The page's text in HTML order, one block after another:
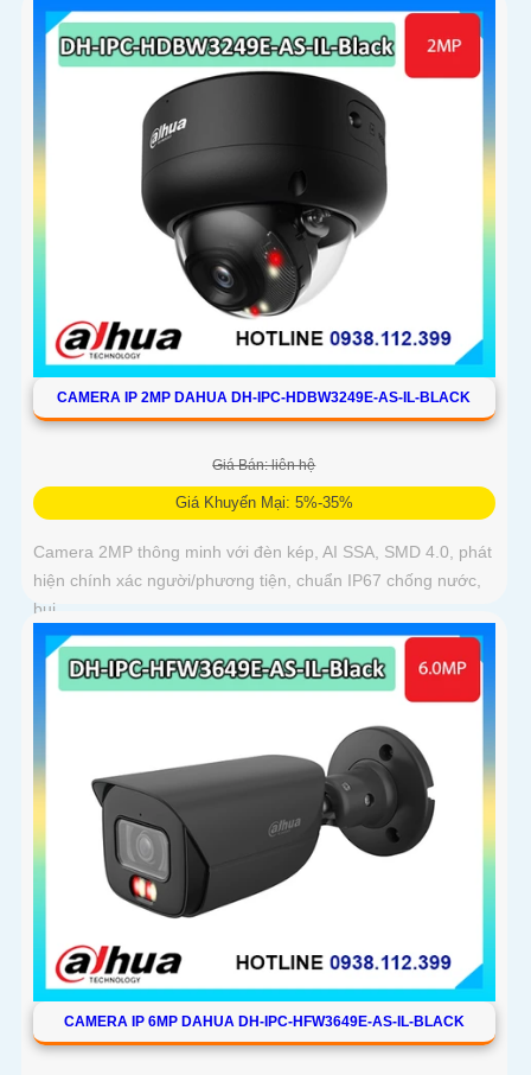
CAMERA IP 2MP DAHUA DH-IPC-HDBW3249E-AS-IL-BLACK
Giá Bán: liên hệ
Giá Khuyến Mại: 5%-35%
Camera 2MP thông minh với đèn kép, AI SSA, SMD 4.0, phát
hiện chính xác người/phương tiện, chuẩn IP67 chống nước,
bụi
CAMERA IP 6MP DAHUA DH-IPC-HFW3649E-AS-IL-BLACK